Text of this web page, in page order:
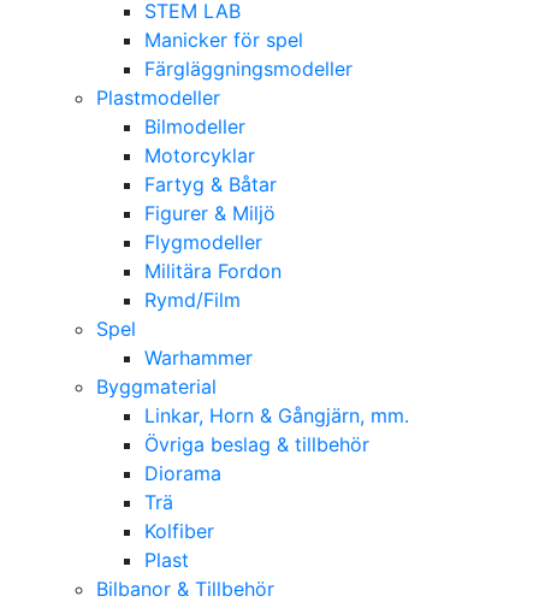
STEM LAB
Manicker för spel
Färgläggningsmodeller
Plastmodeller
Bilmodeller
Motorcyklar
Fartyg & Båtar
Figurer & Miljö
Flygmodeller
Militära Fordon
Rymd/Film
Spel
Warhammer
Byggmaterial
Linkar, Horn & Gångjärn, mm.
Övriga beslag & tillbehör
Diorama
Trä
Kolfiber
Plast
Bilbanor & Tillbehör